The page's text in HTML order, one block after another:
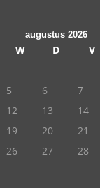
augustus 2026
W D V
5 6 7
12 13 14
19 20 21
26 27 28